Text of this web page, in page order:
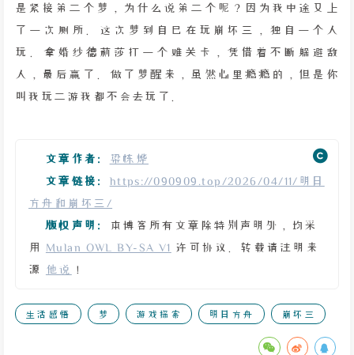
是紧接第二个梦，为什么说第二个呢？因为我中途又上
了一次厕所。这次梦到自己在玩崩坏三，独自一个人
玩。拿婚纱德莉莎打一个难关卡，凭借着不断躲避敌
人，最后赢了。做了梦醒来，虽然心里瘾瘾的，但是你
叫我玩二游我都不会去玩了。
文章作者:
梁栋烨
文章链接:
https://090909.top/2026/04/11/明日
方舟和崩坏三/
版权声明:
本博客所有文章除特别声明外，均采
用 Mulan OWL BY-SA V1 许可协议。转载请注明来
源 他说 ！
生活感悟 梦 游戏探索 明日方舟 崩坏三